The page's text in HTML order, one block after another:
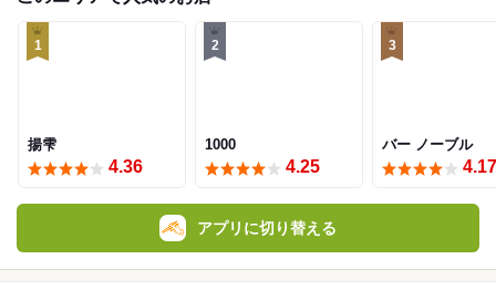
1
揚雫
4.36
2
1000
4.25
3
バー ノーブル
4.17
アプリに切り替える